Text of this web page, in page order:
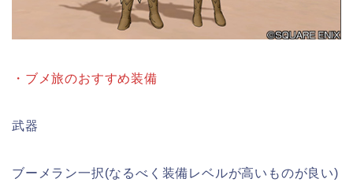
・ブメ旅のおすすめ装備
武器
ブーメラン一択(なるべく装備レベルが高いものが良い)